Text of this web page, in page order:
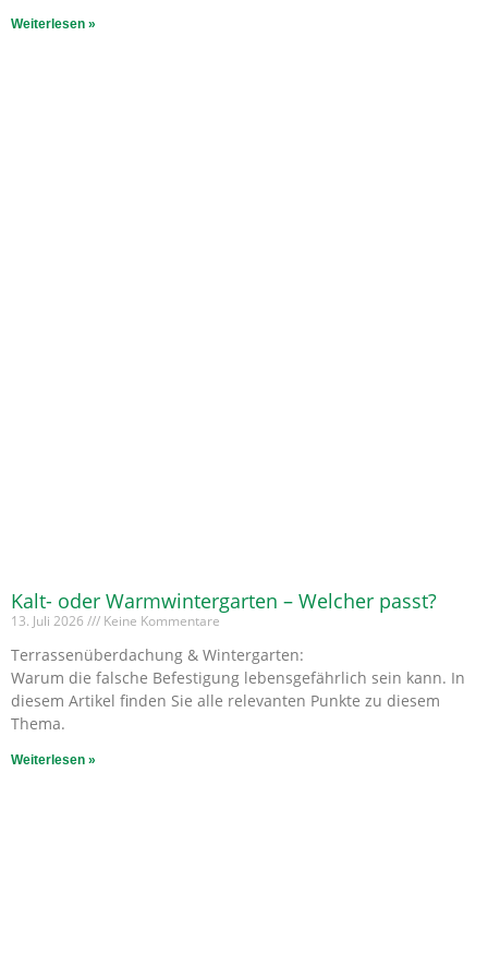
Weiterlesen »
Kalt- oder Warmwintergarten – Welcher passt?
13. Juli 2026 Keine Kommentare
Terrassenüberdachung & Wintergarten:
Warum die falsche Befestigung lebensgefährlich sein kann. In
diesem Artikel finden Sie alle relevanten Punkte zu diesem
Thema.
Weiterlesen »